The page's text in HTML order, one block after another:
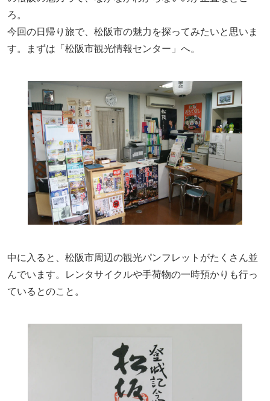
ろ。
今回の日帰り旅で、松阪市の魅力を探ってみたいと思いま
す。まずは「松阪市観光情報センター」へ。
中に入ると、松阪市周辺の観光パンフレットがたくさん並
んでいます。レンタサイクルや手荷物の一時預かりも行っ
ているとのこと。